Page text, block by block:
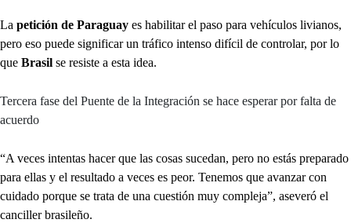
La petición de Paraguay es habilitar el paso para vehículos livianos,
pero eso puede significar un tráfico intenso difícil de controlar, por lo
que Brasil se resiste a esta idea.
Tercera fase del Puente de la Integración se hace esperar por falta de
acuerdo
“A veces intentas hacer que las cosas sucedan, pero no estás preparado
para ellas y el resultado a veces es peor. Tenemos que avanzar con
cuidado porque se trata de una cuestión muy compleja”, aseveró el
canciller brasileño.